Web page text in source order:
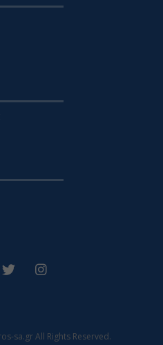
sa.gr All Rights Reserved.